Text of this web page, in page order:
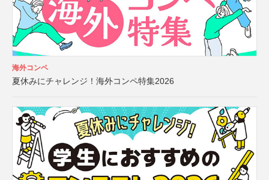
海外コンペ
夏休みにチャレンジ！海外コンペ特集2026